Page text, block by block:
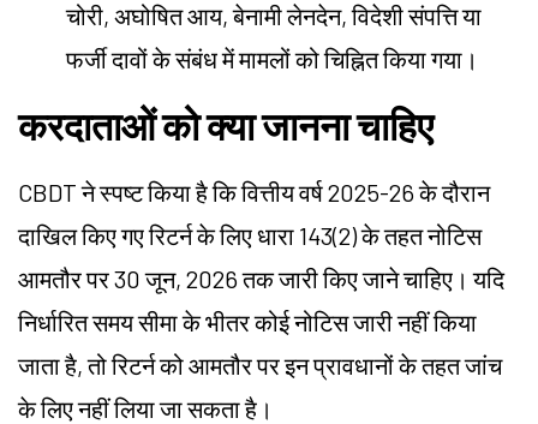
चोरी, अघोषित आय, बेनामी लेनदेन, विदेशी संपत्ति या
फर्जी दावों के संबंध में मामलों को चिह्नित किया गया।
करदाताओं को क्या जानना चाहिए
CBDT ने स्पष्ट किया है कि वित्तीय वर्ष 2025-26 के दौरान
दाखिल किए गए रिटर्न के लिए धारा 143(2) के तहत नोटिस
आमतौर पर 30 जून, 2026 तक जारी किए जाने चाहिए। यदि
निर्धारित समय सीमा के भीतर कोई नोटिस जारी नहीं किया
जाता है, तो रिटर्न को आमतौर पर इन प्रावधानों के तहत जांच
के लिए नहीं लिया जा सकता है।